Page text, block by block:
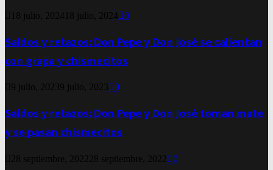
18 julio, 2024 18 julio, 2024 0
Saldos y retazos: Don Pepe y Don José se calientan
con grapa y chismecitos
9 julio, 20239 julio, 2023 0
Saldos y retazos: Don Pepe y Don José toman mate
y se pasan chismecitos
28 septiembre, 2022 28 septiembre, 2022 0